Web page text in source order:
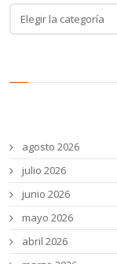
Categoría
de
noticias
agosto 2026
julio 2026
junio 2026
mayo 2026
abril 2026